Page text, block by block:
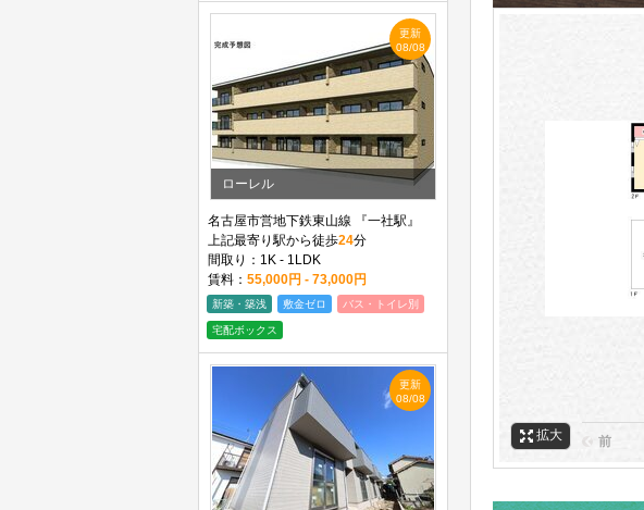
更新
08/08
ローレル
名古屋市営地下鉄東山線 『一社駅』
上記最寄り駅から徒歩24分
間取り：1K - 1LDK
賃料： 55,000円 - 73,000円
新築・築浅 敷金ゼロ バス・トイレ別
宅配ボックス
更新
08/08
拡大 前